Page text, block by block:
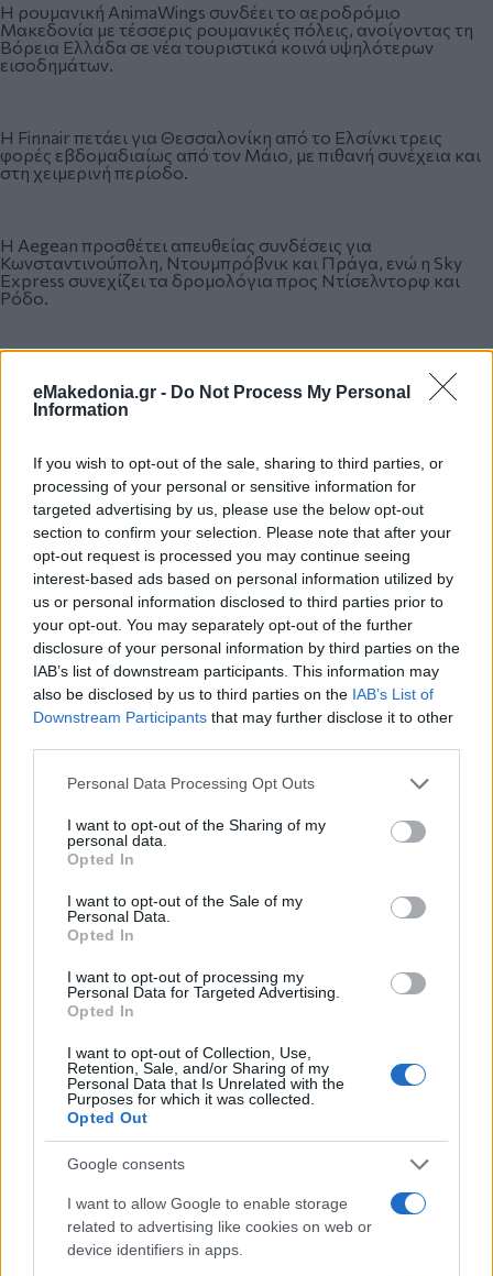
eMakedonia.gr - Do Not Process My Personal
Information
If you wish to opt-out of the sale, sharing to third parties, or
processing of your personal or sensitive information for
targeted advertising by us, please use the below opt-out
section to confirm your selection. Please note that after your
opt-out request is processed you may continue seeing
interest-based ads based on personal information utilized by
us or personal information disclosed to third parties prior to
your opt-out. You may separately opt-out of the further
disclosure of your personal information by third parties on the
IAB’s list of downstream participants. This information may
also be disclosed by us to third parties on the IAB’s List of
Downstream Participants that may further disclose it to other
Please note that this website/app uses one or more Google
not limited to your visit or usage behaviour. You may click to
grant or deny consent to Google and its third-party tags to
use your data for below specified purposes in below Google
consent section.
Personal Data Processing Opt Outs
I want to opt-out of the Sharing of my
personal data.
Opted In
I want to opt-out of the Sale of my
Personal Data.
Opted In
I want to opt-out of processing my
Personal Data for Targeted Advertising.
Opted In
I want to opt-out of Collection, Use,
Retention, Sale, and/or Sharing of my
Personal Data that Is Unrelated with the
Purposes for which it was collected.
Opted Out
Google consents
I want to allow Google to enable storage
related to advertising like cookies on web or
device identifiers in apps.
Η ρουμανική AnimaWings συνδέει το αεροδρόμιο
Μακεδονία με τέσσερις ρουμανικές πόλεις, ανοίγοντας τη
Βόρεια Ελλάδα σε νέα τουριστικά κοινά υψηλότερων
εισοδημάτων.
Η Finnair πετάει για Θεσσαλονίκη από το Ελσίνκι τρεις
φορές εβδομαδιαίως από τον Μάιο, με πιθανή συνέχεια και
στη χειμερινή περίοδο.
Η Aegean προσθέτει απευθείας συνδέσεις για
Κωνσταντινούπολη, Ντουμπρόβνικ και Πράγα, ενώ η Sky
Express συνεχίζει τα δρομολόγια προς Ντίσελντορφ και
Ρόδο.
Συνεπώς, πέρα από την επικοινωνιακή καταιγίδα και το
πέπλο... θρήνων και οδυρμών που σκέπασε την πόλη μετά τη
φυγή της Ryanair υπάρχει και η άλλη, η πιο αισιόδοξη εικόνα
Σχέδιο και όραμα
αφήγημα, στοχευμένες και κυρίως… εμπνευσμένες
καμπάνιες στο εξωτερικό (σε γνωστές και νέες αγορές),
κυρίως όμως ολιστικό σχέδιο μακράς πνοής αναζητά η
Θεσσαλονίκη για να παίξει… μπάλα με αξιώσεις στο
τουριστικό τερέν, με ή χωρίς Ryanair.
Σε κάθε περίπτωση, επιβάλλεται να οικοδομηθεί κλίμα
σύμπνοιας και αγαστής συνεργασίας (όπως έγινε στην
περίπτωση της Ryan) ανάμεσα στην αυτοδιοικητική ηγεσία
και τους επαγγελματίες του τουρισμού για να δρέψει
επιτέλους η Θεσσαλονίκη τους αναπτυξιακούς καρπούς του
τουριστικού ρεύματος.
Η χάραξη στρατηγικού σχεδιασμού, ενός συνεκτικού